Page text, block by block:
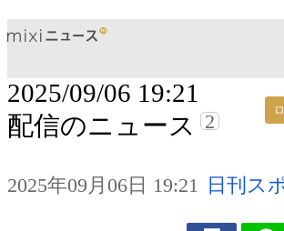
2025/09/06 19:21
配信のニュース
2
2025年09月06日 19:21 日刊ス